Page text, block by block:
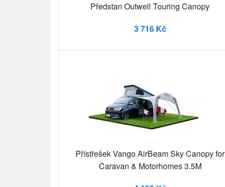
Předstan Outwell Touring Canopy
3 716 Kč
Přístřešek Vango AirBeam Sky Canopy for
Caravan & Motorhomes 3.5M